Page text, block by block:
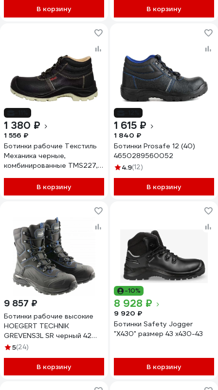
В корзину В корзину
1 380 ₽
1 556 ₽
Ботинки рабочие Текстиль
Механика черные,
комбинированные TMS227,
В корзину
1 615 ₽
1 840 ₽
Ботинки Prosafe 12 (40)
4650289560052
4.9(12)
В корзину
9 857 ₽
Ботинки рабочие высокие
HOEGERT TECHNIK
GREVENS3L SR черный 42
HT5K592-42
5(24)
В корзину
-10%
8 928 ₽
9 920 ₽
Ботинки Safety Jogger
"X430" размер 43 x430-43
В корзину